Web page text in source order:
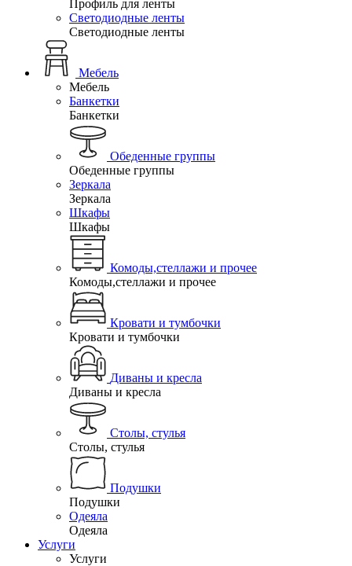
Профиль для ленты
Светодиодные ленты
Светодиодные ленты
Мебель
Мебель
Банкетки
Банкетки
Обеденные группы
Обеденные группы
Зеркала
Зеркала
Шкафы
Шкафы
Комоды,стеллажи и прочее
Комоды,стеллажи и прочее
Кровати и тумбочки
Кровати и тумбочки
Диваны и кресла
Диваны и кресла
Столы, стулья
Столы, стулья
Подушки
Подушки
Одеяла
Одеяла
Услуги
Услуги